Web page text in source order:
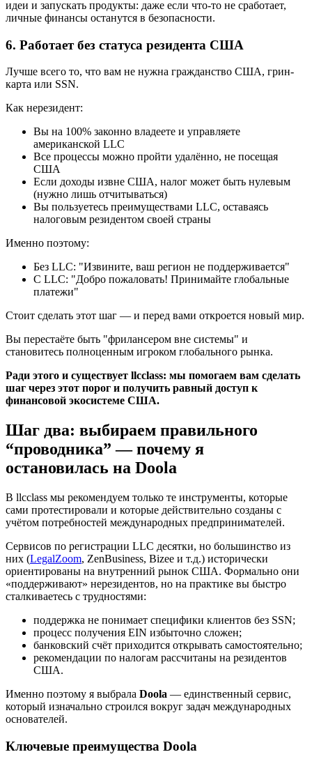
идеи и запускать продукты: даже если что-то не сработает,
личные финансы останутся в безопасности.
6. Работает без статуса резидента США
Лучше всего то, что вам не нужна гражданство США, грин-
карта или SSN.
Как нерезидент:
Вы на 100% законно владеете и управляете
американской LLC
Все процессы можно пройти удалённо, не посещая
США
Если доходы извне США, налог может быть нулевым
(нужно лишь отчитываться)
Вы пользуетесь преимуществами LLC, оставаясь
налоговым резидентом своей страны
Именно поэтому:
Без LLC: "Извините, ваш регион не поддерживается"
С LLC: "Добро пожаловать! Принимайте глобальные
платежи"
Стоит сделать этот шаг — и перед вами откроется новый мир.
Вы перестаёте быть "фрилансером вне системы" и
становитесь полноценным игроком глобального рынка.
Ради этого и существует llcclass: мы помогаем вам сделать
шаг через этот порог и получить равный доступ к
финансовой экосистеме США.
Шаг два: выбираем правильного
“проводника” — почему я
остановилась на Doola
В llcclass мы рекомендуем только те инструменты, которые
сами протестировали и которые действительно созданы с
учётом потребностей международных предпринимателей.
Сервисов по регистрации LLC десятки, но большинство из
них (LegalZoom, ZenBusiness, Bizee и т.д.) исторически
ориентированы на внутренний рынок США. Формально они
«поддерживают» нерезидентов, но на практике вы быстро
сталкиваетесь с трудностями:
поддержка не понимает специфики клиентов без SSN;
процесс получения EIN избыточно сложен;
банковский счёт приходится открывать самостоятельно;
рекомендации по налогам рассчитаны на резидентов
США.
Именно поэтому я выбрала Doola — единственный сервис,
который изначально строился вокруг задач международных
основателей.
Ключевые преимущества Doola